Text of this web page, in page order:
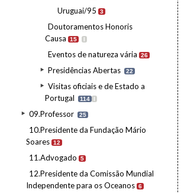
Uruguai/95 3
Doutoramentos Honoris
Causa
15 I
Eventos de natureza vária 26
Presidências Abertas 22
Visitas oficiais e de Estado a
Portugal
114 I
09.Professor 25
10.Presidente da Fundação Mário
Soares 12
11.Advogado 5
12.Presidente da Comissão Mundial
Independente para os Oceanos 6